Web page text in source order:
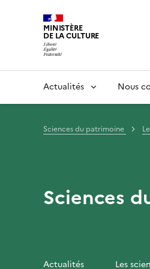
MINISTÈRE
DE LA CULTURE
Actualités Nous
Sciences du patrimoine
Sciences
Actualités Les